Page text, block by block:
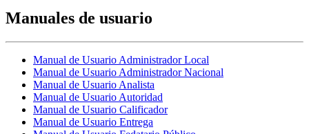
Manuales de usuario
Manual de Usuario Administrador Local
Manual de Usuario Administrador Nacional
Manual de Usuario Analista
Manual de Usuario Autoridad
Manual de Usuario Calificador
Manual de Usuario Entrega